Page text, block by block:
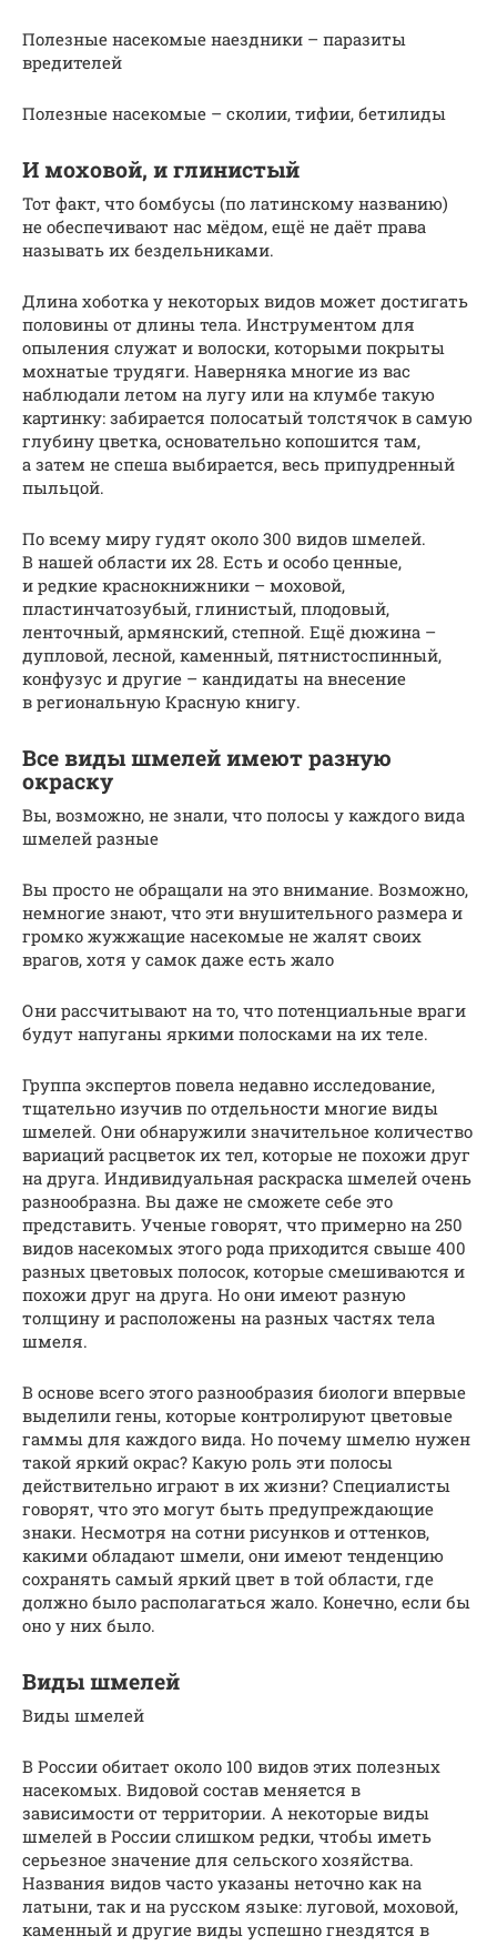
Полезные насекомые наездники – паразиты
вредителей
Полезные насекомые – сколии, тифии, бетилиды
И моховой, и глинистый
Тот факт, что бомбусы (по латинскому названию)
не обеспечивают нас мёдом, ещё не даёт права
называть их бездельниками.
Длина хоботка у некоторых видов может достигать
половины от длины тела. Инструментом для
опыления служат и волоски, которыми покрыты
мохнатые трудяги. Наверняка многие из вас
наблюдали летом на лугу или на клумбе такую
картинку: забирается полосатый толстячок в самую
глубину цветка, основательно копошится там,
а затем не спеша выбирается, весь припудренный
пыльцой.
По всему миру гудят около 300 видов шмелей.
В нашей области их 28. Есть и особо ценные,
и редкие краснокнижники – моховой,
пластинчатозубый, глинистый, плодовый,
ленточный, армянский, степной. Ещё дюжина –
дупловой, лесной, каменный, пятнистоспинный,
конфузус и другие – кандидаты на внесение
в региональную Красную книгу.
Все виды шмелей имеют разную
окраску
Вы, возможно, не знали, что полосы у каждого вида
шмелей разные
Вы просто не обращали на это внимание. Возможно,
немногие знают, что эти внушительного размера и
громко жужжащие насекомые не жалят своих
врагов, хотя у самок даже есть жало
Они рассчитывают на то, что потенциальные враги
будут напуганы яркими полосками на их теле.
Группа экспертов повела недавно исследование,
тщательно изучив по отдельности многие виды
шмелей. Они обнаружили значительное количество
вариаций расцветок их тел, которые не похожи друг
на друга. Индивидуальная раскраска шмелей очень
разнообразна. Вы даже не сможете себе это
представить. Ученые говорят, что примерно на 250
видов насекомых этого рода приходится свыше 400
разных цветовых полосок, которые смешиваются и
похожи друг на друга. Но они имеют разную
толщину и расположены на разных частях тела
шмеля.
В основе всего этого разнообразия биологи впервые
выделили гены, которые контролируют цветовые
гаммы для каждого вида. Но почему шмелю нужен
такой яркий окрас? Какую роль эти полосы
действительно играют в их жизни? Специалисты
говорят, что это могут быть предупреждающие
знаки. Несмотря на сотни рисунков и оттенков,
какими обладают шмели, они имеют тенденцию
сохранять самый яркий цвет в той области, где
должно было располагаться жало. Конечно, если бы
оно у них было.
Виды шмелей
Виды шмелей
В России обитает около 100 видов этих полезных
насекомых. Видовой состав меняется в
зависимости от территории. А некоторые виды
шмелей в России слишком редки, чтобы иметь
серьезное значение для сельского хозяйства.
Названия видов часто указаны неточно как на
латыни, так и на русском языке: луговой, моховой,
каменный и другие виды успешно гнездятся в